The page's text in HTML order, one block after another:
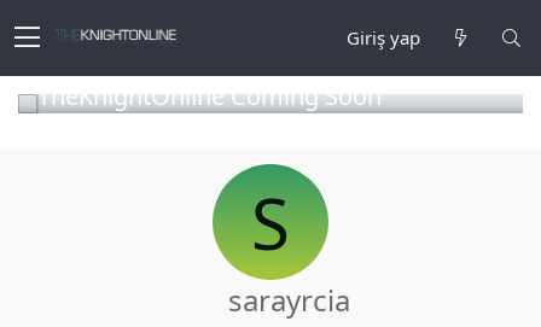
Giriş yap
TheKnightOnline Coming Soon
S
sarayrcia